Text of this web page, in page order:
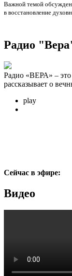
Важной темой
в восстановление
Радио
Радио «ВЕРА» – это
рассказывает о
play
Сейчас в эфире:
Видео